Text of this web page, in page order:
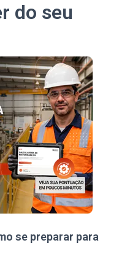
do seu
se preparar para